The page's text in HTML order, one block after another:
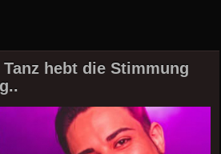
hebt die Stimmung